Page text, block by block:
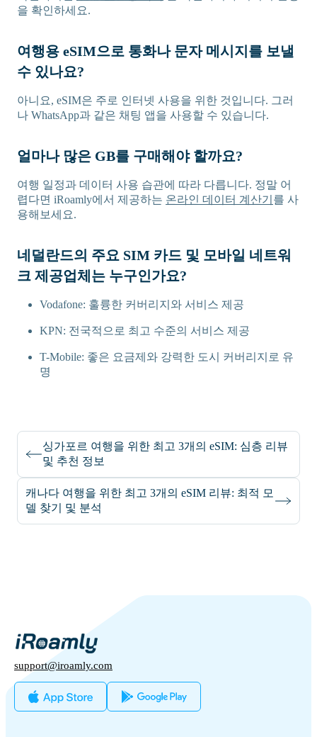
을 확인하세요.
여행용 eSIM으로 통화나 문자 메시지를 보낼
수 있나요?
아니요, eSIM은 주로 인터넷 사용을 위한 것입니다. 그러
나 WhatsApp과 같은 채팅 앱을 사용할 수 있습니다.
얼마나 많은 GB를 구매해야 할까요?
여행 일정과 데이터 사용 습관에 따라 다릅니다. 정말 어
렵다면 iRoamly에서 제공하는 온라인 데이터 계산기 를 사
용해보세요.
네덜란드의 주요 SIM 카드 및 모바일 네트워
크 제공업체는 누구인가요?
Vodafone: 훌륭한 커버리지와 서비스 제공
KPN: 전국적으로 최고 수준의 서비스 제공
T-Mobile: 좋은 요금제와 강력한 도시 커버리지로 유
명
싱가포르 여행을 위한 최고 3개의 eSIM: 심층 리뷰
및 추천 정보
캐나다 여행을 위한 최고 3개의 eSIM 리뷰: 최적 모
델 찾기 및 분석
support@iroamly.com